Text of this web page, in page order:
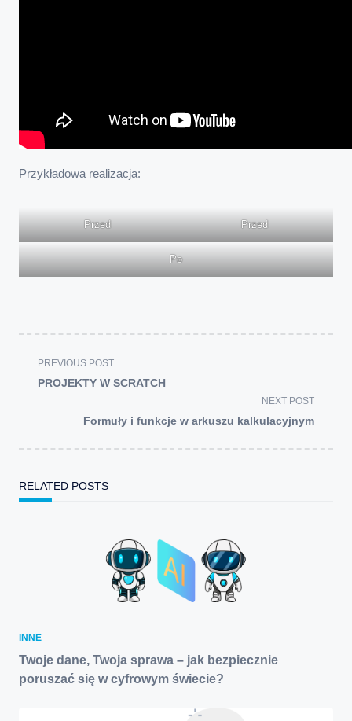
Przykładowa realizacja:
Przed Przed
Po
<span
class="nav-
text">Page</span>
PREVIOUS POST
PROJEKTY W SCRATCH
NEXT POST
Formuły i funkcje w arkuszu kalkulacyjnym
RELATED POSTS
INNE
Twoje dane, Twoja sprawa – jak bezpiecznie
poruszać się w cyfrowym świecie?